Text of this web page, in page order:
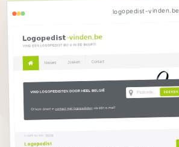
logopedist-vinden.be